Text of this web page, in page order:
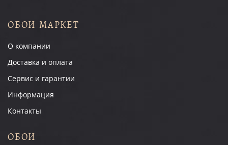
ОБОИ МАРКЕТ
О компании
Доставка и оплата
Сервис и гарантии
Информация
Контакты
ОБОИ